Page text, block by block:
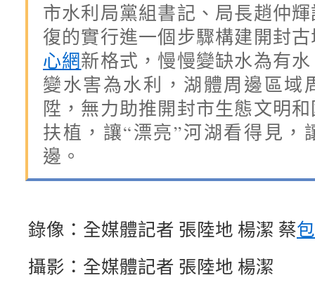
市水利局黨組書記、局長趙仲
復的實行進一個步驟構建開封
心網新格式，慢慢變缺水為有
變水害為水利，湖體周邊區域
陞，無力助推開封市生態文明
扶植，讓“漂亮”河湖看得見，
邊。
錄像：全媒體記者 張陸地 楊潔 蔡
攝影：全媒體記者 張陸地 楊潔